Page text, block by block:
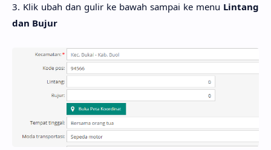
3. Klik ubah dan gulir ke bawah sampai ke menu Lintang
dan Bujur